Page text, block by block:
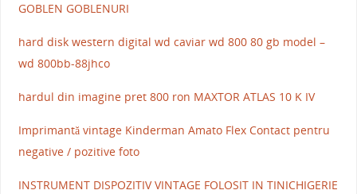
GOBLEN GOBLENURI
hard disk western digital wd caviar wd 800 80 gb model –
wd 800bb-88jhco
hardul din imagine pret 800 ron MAXTOR ATLAS 10 K IV
Imprimantă vintage Kinderman Amato Flex Contact pentru
negative / pozitive foto
INSTRUMENT DISPOZITIV VINTAGE FOLOSIT IN TINICHIGERIE